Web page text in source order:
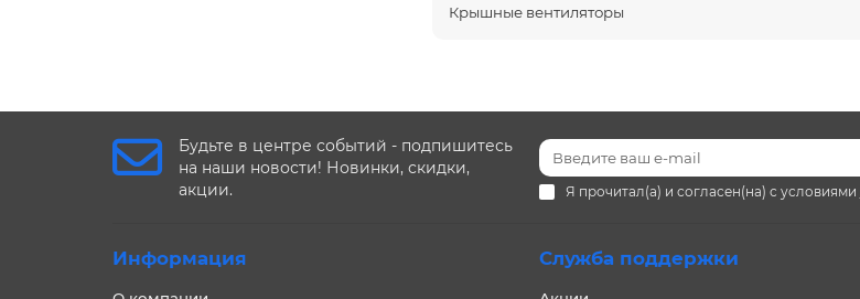
Крышные вентиляторы
Будьте в центре событий - подпишитесь
на наши новости! Новинки, скидки,
акции.
Я прочитал(а) и согласен(на) с условиями
Информация Служба поддержки